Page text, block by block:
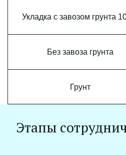
Укладка с завозом грунта
Без завоза грунта
Грунт
Этапы